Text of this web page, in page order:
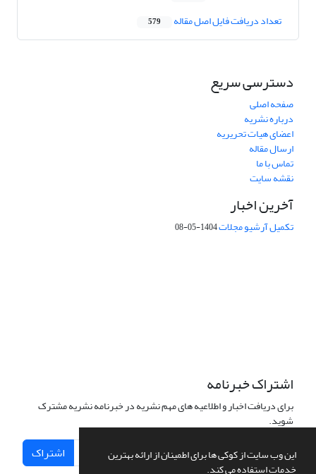
این وب سایت از کوکی ها برای اطمینان از ارائه بهترین
خدمات استفاده می کند.
تعداد دریافت فایل اصل مقاله 579
دسترسی سریع
صفحه اصلی
درباره نشریه
اعضای هیات تحریریه
ارسال مقاله
تماس با ما
نقشه سایت
آخرین اخبار
تکمیل آرشیو مجلات1404-05-08
اشتراک خبرنامه
برای دریافت اخبار و اطلاعیه های مهم نشریه در خبرنامه نشریه مشترک
شوید.
اشتراک